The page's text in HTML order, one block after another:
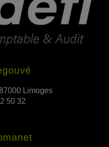
Limoges
50 32